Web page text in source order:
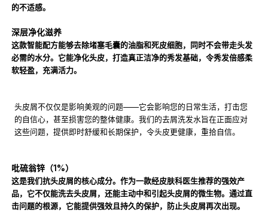
的不适感。
深层净化滋养
这款智能配方能够去除堵塞毛囊的油脂和死皮细胞，同时不会带走头发
必需的水分。它能净化头皮，打造真正洁净的秀发基础，令秀发倍感柔
软轻盈，充满活力。
头皮屑不仅仅是影响美观的问题——它会影响您的日常生活，打击您
的自信心，甚至损害您的整体健康。我们的去屑洗发水旨在正面应对
这些问题，提供即时舒缓和长期保护，令头皮更健康，重拾自信。
吡硫翁锌（1%）
这是我们抗头皮屑的核心成分。作为一款经皮肤科医生推荐的强效产
品，它不仅能洗去头皮屑，还能主动中和引起头皮屑的微生物。通过直
击问题的根源，它能提供强效且持久的保护，防止头皮屑再次出现。